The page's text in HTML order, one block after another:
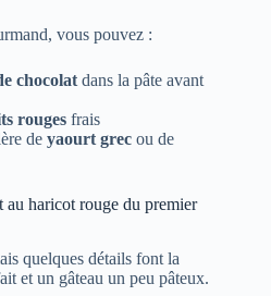
vous pouvez :
chocolat dans la pâte avant
rouges frais
de yaourt grec ou de
au haricot rouge du premier
quelques détails font la
et un gâteau un peu pâteux.